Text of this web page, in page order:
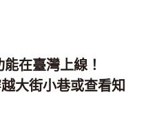
在臺灣上線！
大街小巷或查看知